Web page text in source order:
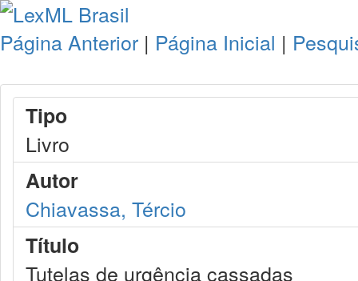
Página Anterior | Página Inicial |
Tipo
Livro
Autor
Chiavassa, Tércio
Título
Tutelas de urgência cassadas